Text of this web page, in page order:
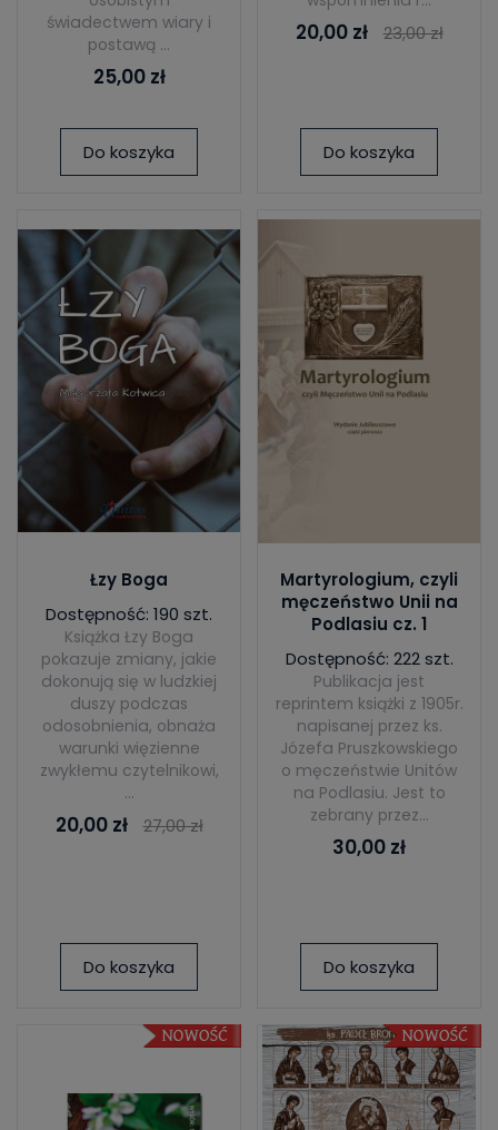
świadectwem wiary i
postawą ...
25,00 zł
Do koszyka
20,00 zł 23,00 zł
Do koszyka
Łzy Boga
Dostępność: 190 szt.
Książka Łzy Boga
pokazuje zmiany, jakie
dokonują się w ludzkiej
duszy podczas
odosobnienia, obnaża
warunki więzienne
zwykłemu czytelnikowi,
...
20,00 zł 27,00 zł
Do koszyka
Martyrologium, czyli
męczeństwo Unii na
Podlasiu cz. 1
Dostępność: 222 szt.
Publikacja jest
reprintem książki z 1905r.
napisanej przez ks.
Józefa Pruszkowskiego
o męczeństwie Unitów
na Podlasiu. Jest to
zebrany przez...
30,00 zł
Do koszyka